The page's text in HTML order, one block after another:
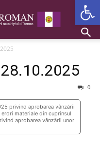
0
privind aprobarea vânzării
materiale din cuprinsul
aprobarea vânzării unor